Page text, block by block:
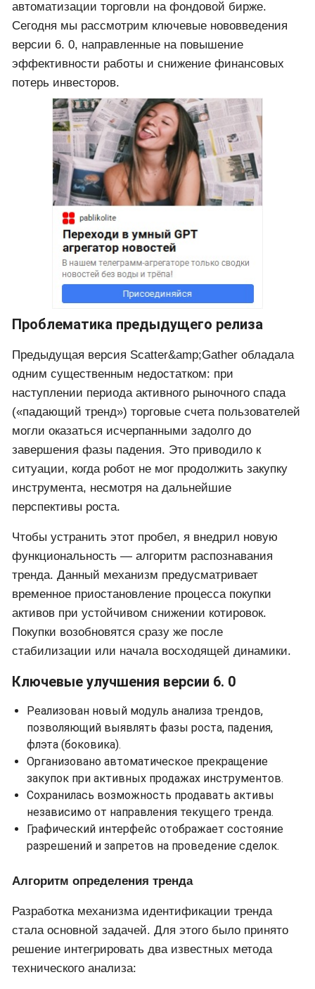
автоматизации торговли на фондовой бирже.
Сегодня мы рассмотрим ключевые нововведения
версии 6. 0, направленные на повышение
эффективности работы и снижение финансовых
потерь инвесторов.
Проблематика предыдущего релиза
Предыдущая версия Scatter&amp;Gather обладала
одним существенным недостатком: при
наступлении периода активного рыночного спада
(«падающий тренд») торговые счета пользователей
могли оказаться исчерпанными задолго до
завершения фазы падения. Это приводило к
ситуации, когда робот не мог продолжить закупку
инструмента, несмотря на дальнейшие
перспективы роста.
Чтобы устранить этот пробел, я внедрил новую
функциональность — алгоритм распознавания
тренда. Данный механизм предусматривает
временное приостановление процесса покупки
активов при устойчивом снижении котировок.
Покупки возобновятся сразу же после
стабилизации или начала восходящей динамики.
Ключевые улучшения версии 6. 0
Реализован новый модуль анализа трендов,
позволяющий выявлять фазы роста, падения,
флэта (боковика).
Организовано автоматическое прекращение
закупок при активных продажах инструментов.
Сохранилась возможность продавать активы
независимо от направления текущего тренда.
Графический интерфейс отображает состояние
разрешений и запретов на проведение сделок.
Алгоритм определения тренда
Разработка механизма идентификации тренда
стала основной задачей. Для этого было принято
решение интегрировать два известных метода
технического анализа: